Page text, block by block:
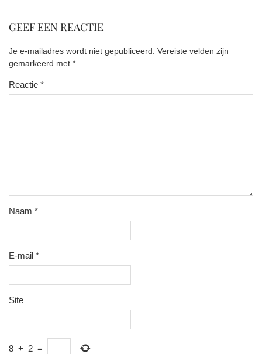
GEEF EEN REACTIE
Je e-mailadres wordt niet gepubliceerd. Vereiste velden zijn
gemarkeerd met *
Reactie *
Naam *
E-mail *
Site
8 + 2 =